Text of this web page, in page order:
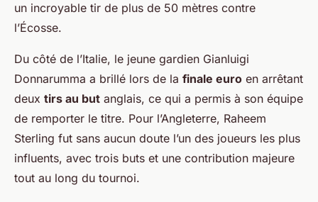
un incroyable tir de plus de 50 mètres contre
l’Écosse.
Du côté de l’Italie, le jeune gardien Gianluigi
Donnarumma a brillé lors de la finale euro en arrêtant
deux tirs au but anglais, ce qui a permis à son équipe
de remporter le titre. Pour l’Angleterre, Raheem
Sterling fut sans aucun doute l’un des joueurs les plus
influents, avec trois buts et une contribution majeure
tout au long du tournoi.